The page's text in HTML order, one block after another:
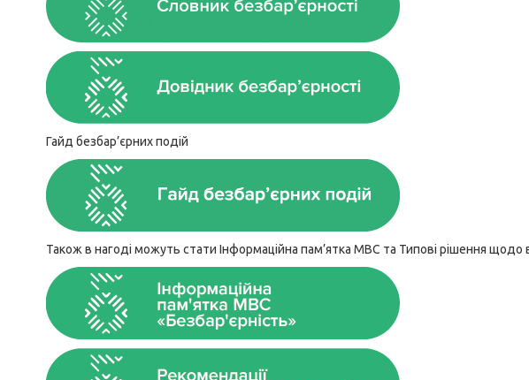
Гайд безбар’єрних подій
Також в нагоді можуть стати Інформаційна пам’ятка МВС та Типові рішення щодо